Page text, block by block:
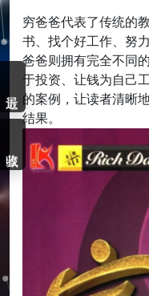
穷爸爸代表了传统的
书、找个好工作、努
爸爸则拥有完全不同
于投资、让钱为自己
的案例，让读者清晰
结果。